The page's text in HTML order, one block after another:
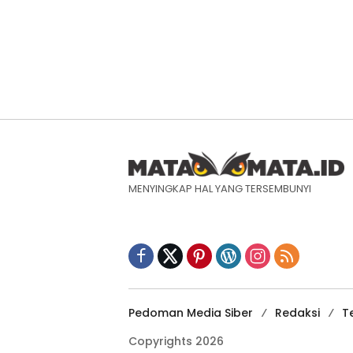
MENYINGKAP HAL YANG TERSEMBUNYI
Pedoman Media Siber Redaksi
Copyrights 2026